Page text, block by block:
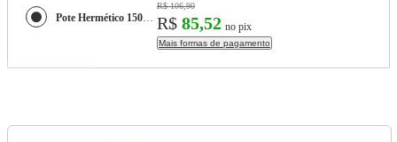
Pote Hermético 1500ml Porta Mantimentos Cozinha Tampa Luxo
R$ 106,90
R$ 85,52 no pix
Mais formas de pagamento